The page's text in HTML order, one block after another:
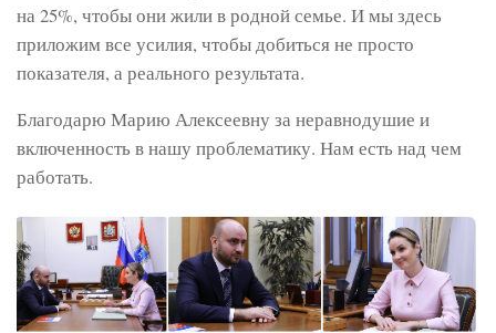
на 25%, чтобы они жили в родной семье. И мы здесь
приложим все усилия, чтобы добиться не просто
показателя, а реального результата.
Благодарю Марию Алексеевну за неравнодушие и
включенность в нашу проблематику. Нам есть над чем
работать.